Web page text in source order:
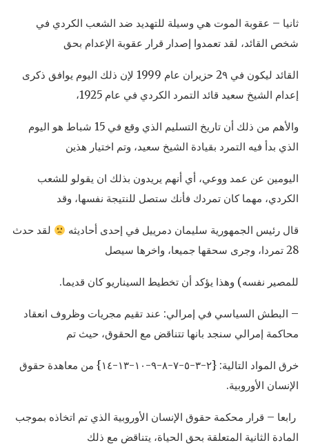
ثانيا – عقوبة الموت هي وسيلة للتهديد ضد الشعب الكردي في
شخص القائد، لقد تعمدوا إصدار قرار عقوبة الإعدام بحق
القائد ليكون في 2٩ حزيران عام 1999 لإن ذلك اليوم يوافق ذكرى
إعدام الشيخ سعيد قائد التمرد الكردي في عام 1925،
والأهم من ذلك أن تاريخ التسليم الذي وقع في 15 شباط هو اليوم
الذي بدأ فيه التمرد بقيادة الشيخ سعيد، وتم اختيار هذين
اليومين عن عمد ووعي، أي أنهم يريدون بذلك ان يقولو للشعب
الكردي، مهما كان تمردك فأنك ستصل للنتيجة نفسها، وقد
قال رئيس الجمهورية سليمان دمرييل في إحدى أحاديثه
لقد حدث
28 تمردا، وجرى سحقها جميعا، واخرها سيصل
للمصير نفسه) وهذا يؤكد أن تخطيط السيناريو كان قديما.
– البطش السياسي في إمرالي: عند تقيم مجريات وظروف انعقاد
محاكمة إمرالي سنجد بانها تتناقض مع الحقوق، حيث تم
خرق المواد التالية: {٢-٣-٥-٧-٨-٩-١٠-١٣-١٤} من معاهدة حقوق
الإنسان الأوروبية.
رابعا – قرار محكمة حقوق الإنسان الأوروبية الذي تم اتخاذه بموجب
المادة الثانية المتعلقة بحق الحياة، يتناقض مع ذلك